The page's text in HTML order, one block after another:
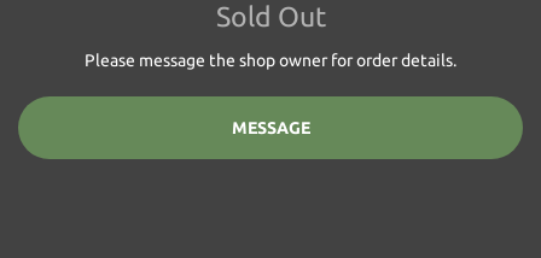
Sold Out
Please message the shop owner for order details.
MESSAGE